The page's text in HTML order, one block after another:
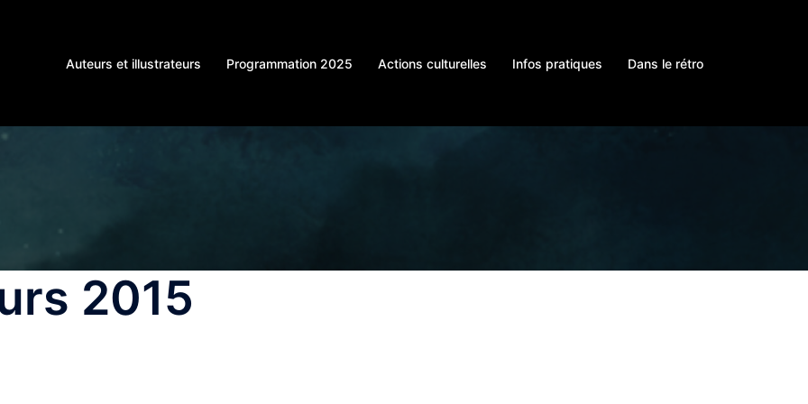
Auteurs et illustrateurs Programmation 2025 Actions culturelles Infos pratiques Dans le rétro
2015